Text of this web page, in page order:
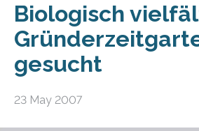
Biologisch
gesucht
23 May 2007